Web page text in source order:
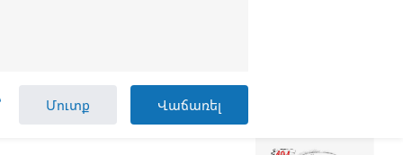
Վաճառել
Մուտք